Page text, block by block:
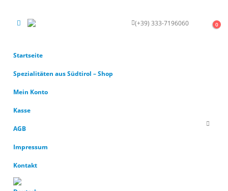
(+39) 333-7196060 KONTAKT0
Startseite
Spezialitäten aus Südtirol – Shop
Mein Konto
Kasse
AGB
Impressum
Kontakt